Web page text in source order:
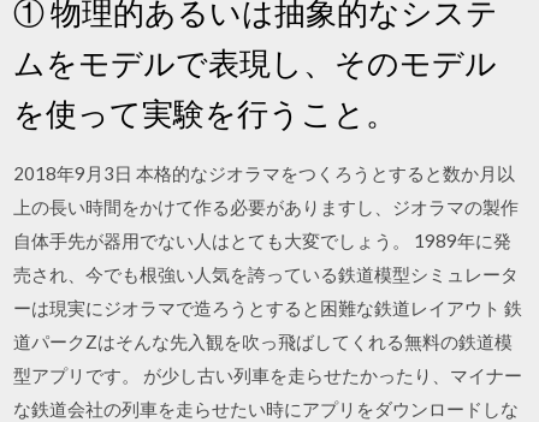
① 物理的あるいは抽象的なシステ
ムをモデルで表現し、そのモデル
を使って実験を行うこと。
2018年9月3日 本格的なジオラマをつくろうとすると数か月以
上の長い時間をかけて作る必要がありますし、ジオラマの製作
自体手先が器用でない人はとても大変でしょう。 1989年に発
売され、今でも根強い人気を誇っている鉄道模型シミュレータ
ーは現実にジオラマで造ろうとすると困難な鉄道レイアウト 鉄
道パークZはそんな先入観を吹っ飛ばしてくれる無料の鉄道模
型アプリです。 が少し古い列車を走らせたかったり、マイナー
な鉄道会社の列車を走らせたい時にアプリをダウンロードしな